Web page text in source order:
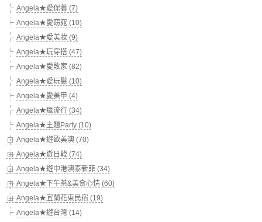
Angela★愛保養 (7)
Angela★愛窈窕 (10)
Angela★愛美妝 (9)
Angela★玩穿搭 (47)
Angela★愛敗家 (82)
Angela★愛玩髮 (10)
Angela★愛美甲 (4)
Angela★瘋流行 (34)
Angela★主題Party (10)
Angela★遊歐美澳 (70)
Angela★遊日韓 (74)
Angela★遊中港澳泰新菲 (34)
Angela★下午茶&美食心情 (60)
Angela★宜蘭花東民宿 (19)
Angela★遊台灣 (14)